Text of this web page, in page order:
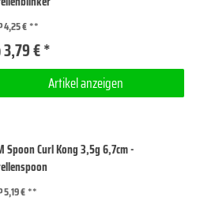
4,25 €
3,79 € *
Artikel anzeigen
Spoon Curl Kong 3,5g 6,7cm -
5,19 €